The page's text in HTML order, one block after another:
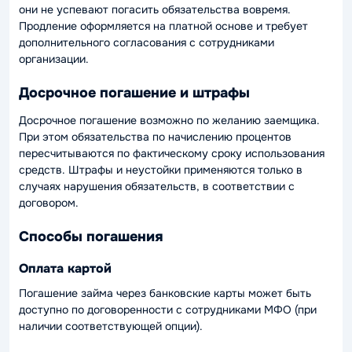
они не успевают погасить обязательства вовремя.
Продление оформляется на платной основе и требует
дополнительного согласования с сотрудниками
организации.
Досрочное погашение и штрафы
Досрочное погашение возможно по желанию заемщика.
При этом обязательства по начислению процентов
пересчитываются по фактическому сроку использования
средств. Штрафы и неустойки применяются только в
случаях нарушения обязательств, в соответствии с
договором.
Способы погашения
Оплата картой
Погашение займа через банковские карты может быть
доступно по договоренности с сотрудниками МФО (при
наличии соответствующей опции).